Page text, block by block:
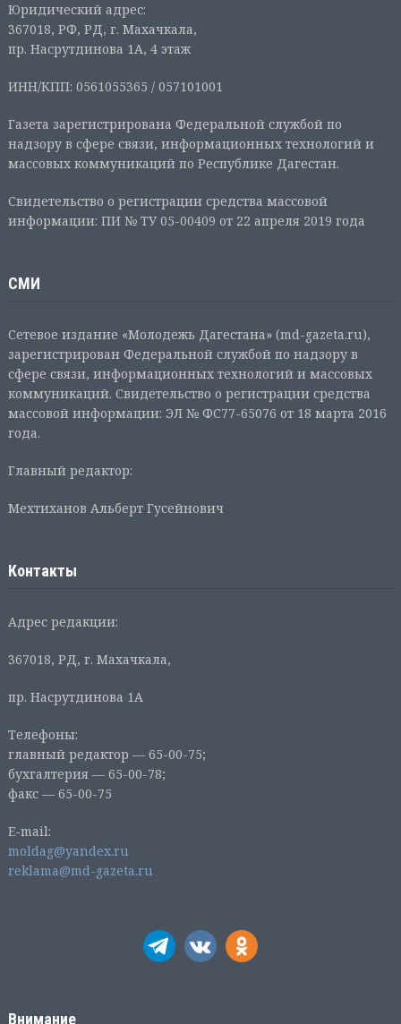
Юридический адрес:
367018, РФ, РД, г. Махачкала,
пр. Насрутдинова 1А, 4 этаж
ИНН/КПП: 0561055365 / 057101001
Газета зарегистрирована Федеральной службой по
надзору в сфере связи, информационных технологий и
массовых коммуникаций по Республике Дагестан.
Свидетельство о регистрации средства массовой
информации: ПИ № ТУ 05-00409 от 22 апреля 2019 года
СМИ
Сетевое издание «Молодежь Дагестана» (md-gazeta.ru),
зарегистрирован Федеральной службой по надзору в
сфере связи, информационных технологий и массовых
коммуникаций. Свидетельство о регистрации средства
массовой информации: ЭЛ № ФС77-65076 от 18 марта 2016
года.
Главный редактор:
Мехтиханов Альберт Гусейнович
Контакты
Адрес редакции:
367018, РД, г. Махачкала,
пр. Насрутдинова 1А
Телефоны:
главный редактор — 65-00-75;
бухгалтерия — 65-00-78;
факс — 65-00-75
E-mail:
moldag@yandex.ru
reklama@md-gazeta.ru
Внимание